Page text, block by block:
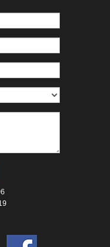
를 도용한 경우
본 서비스를 이용할
조, 복사하여 이용하
신청하는 경우
유, 국가비상사태, 정
고 없이 서비스의 전
지할 수 있습니다.
당한 사유가 발생한
스의 제공이 일시적